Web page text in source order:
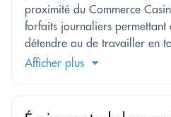
proximité du Commerce
forfaits journaliers permettant
détendre ou de travailler en
Afficher plus